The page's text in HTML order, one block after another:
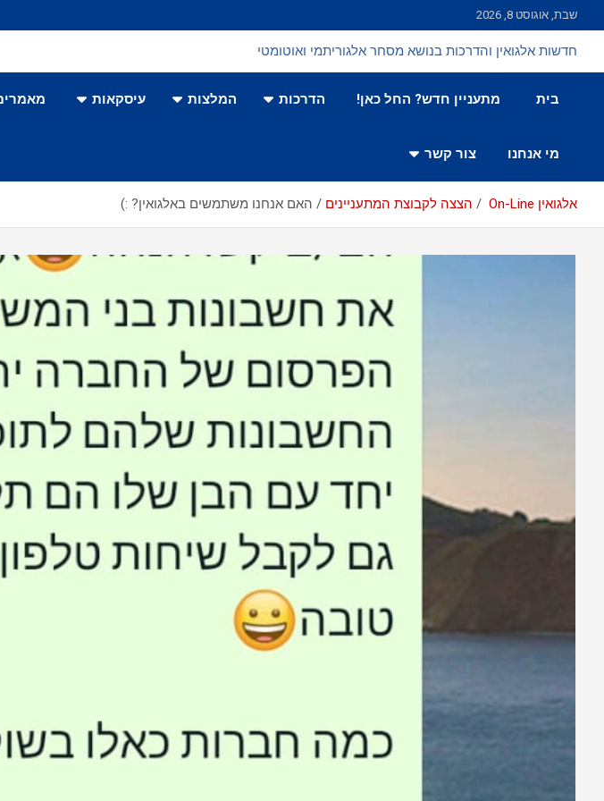
to
content
שבת, אוגוסט 8, 2026
חדשות אלגואין והדרכות בנושא מסחר אלגוריתמי ואוטומטי
בית מתעניין חדש? החל כאן! הדרכות המלצות עיסקאות
מי אנחנו צור קשר
אלגואין On-Line הצצה לקבוצת המתעניינים האם אנחנו משתמשים באלגואין? :)